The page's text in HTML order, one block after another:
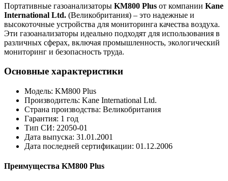
Портативные газоанализаторы KM800 Plus от компании Kane
International Ltd. (Великобритания) – это надежные и
высокоточные устройства для мониторинга качества воздуха.
Эти газоанализаторы идеально подходят для использования в
различных сферах, включая промышленность, экологический
мониторинг и безопасность труда.
Основные характеристики
Модель: KM800 Plus
Производитель: Kane International Ltd.
Страна производства: Великобритания
Гарантия: 1 год
Тип СИ: 22050-01
Дата выпуска: 31.01.2001
Дата последней сертификации: 01.12.2006
Преимущества KM800 Plus